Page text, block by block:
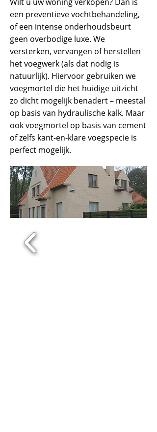
een preventieve vochtbehandeling,
of een intense onderhoudsbeurt
geen overbodige luxe. We
versterken, vervangen of herstellen
het voegwerk (als dat nodig is
natuurlijk). Hiervoor gebruiken we
voegmortel die het huidige uitzicht
zo dicht mogelijk benadert – meestal
op basis van hydraulische kalk. Maar
ook voegmortel op basis van cement
of zelfs kant-en-klare voegspecie is
perfect mogelijk.